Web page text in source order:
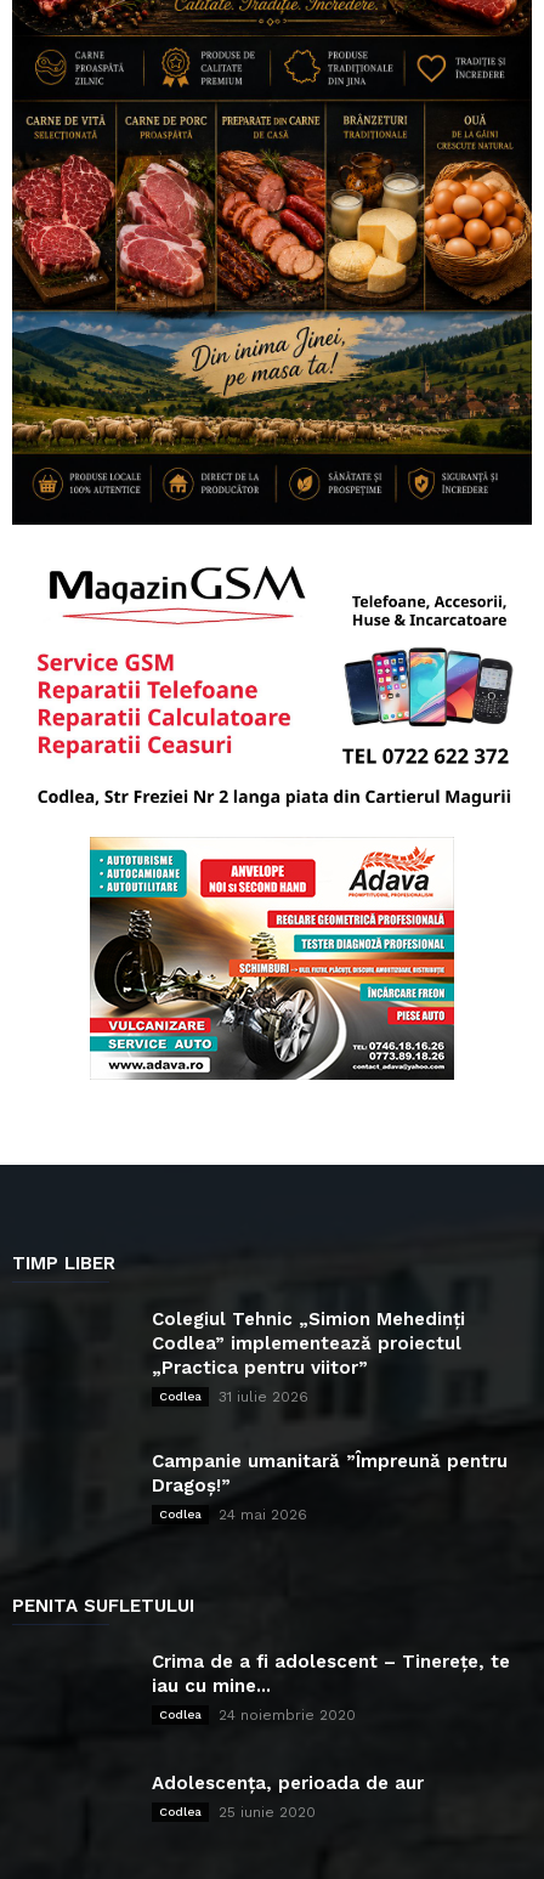
TIMP LIBER
Colegiul Tehnic „Simion Mehedinți
Codlea” implementează proiectul
„Practica pentru viitor”
Codlea 31 iulie 2026
Campanie umanitară ”Împreună pentru
Dragoș!”
Codlea 24 mai 2026
PENITA SUFLETULUI
Crima de a fi adolescent – Tinerețe, te
iau cu mine...
Codlea 24 noiembrie 2020
Adolescența, perioada de aur
Codlea 25 iunie 2020